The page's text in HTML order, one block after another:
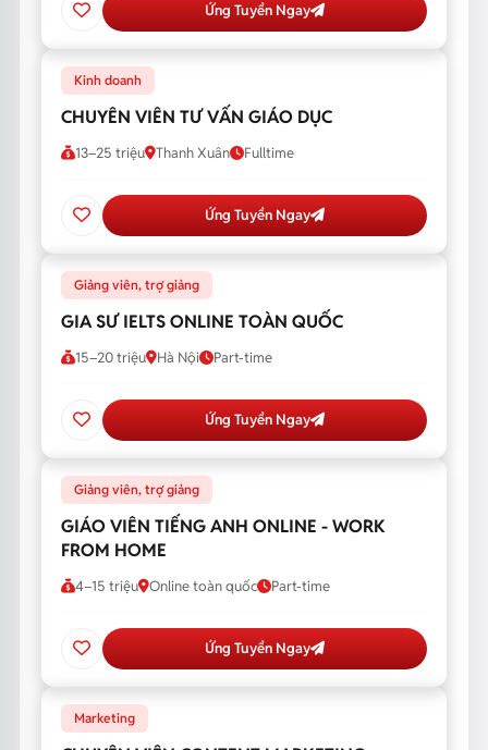
Ứng Tuyển Ngay
Kinh doanh
CHUYÊN VIÊN TƯ VẤN GIÁO DỤC
13–25 triệu Thanh Xuân Fulltime
Ứng Tuyển Ngay
Giảng viên, trợ giảng
GIA SƯ IELTS ONLINE TOÀN QUỐC
15–20 triệu Hà Nội Part-time
Ứng Tuyển Ngay
Giảng viên, trợ giảng
GIÁO VIÊN TIẾNG ANH ONLINE - WORK
FROM HOME
4–15 triệu Online toàn quốc Part-time
Ứng Tuyển Ngay
Marketing